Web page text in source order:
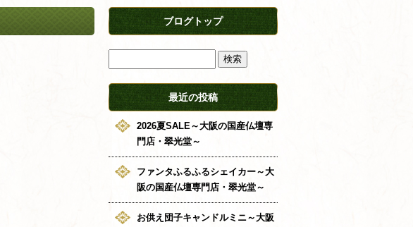
ブログトップ
最近の投稿
2026夏SALE～大阪の国産仏壇専
門店・翠光堂～
ファンタふるふるシェイカー～大
阪の国産仏壇専門店・翠光堂～
お供え団子キャンドルミニ～大阪